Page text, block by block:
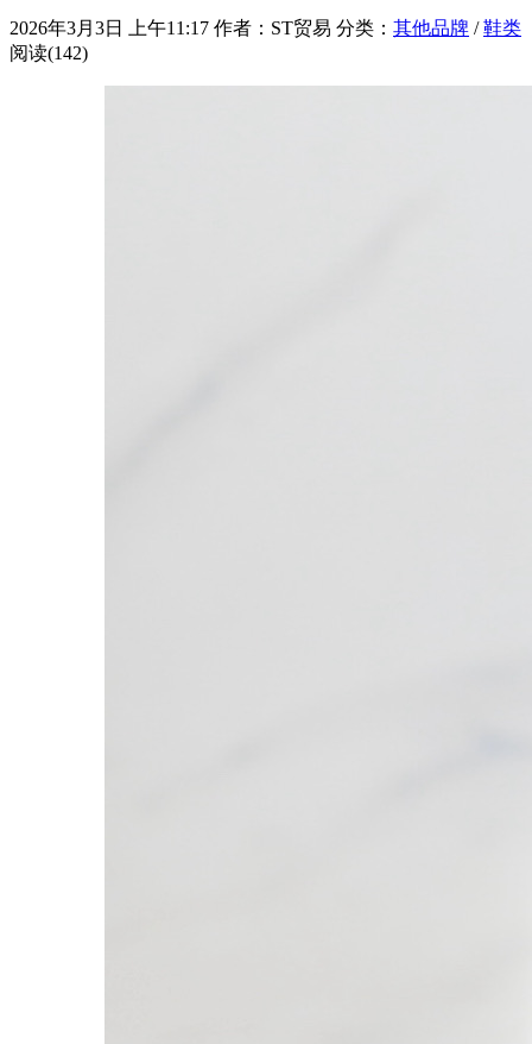
2026年3月3日 上午11:17 作者：ST贸易 分类： 其他品牌 /鞋类
阅读(142)